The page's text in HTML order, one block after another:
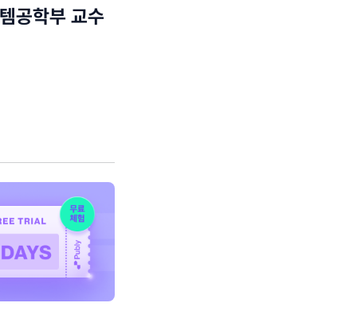
공학부 교수